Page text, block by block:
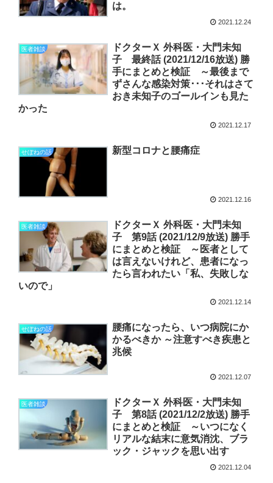
は。
2021.12.24
医者雑談
ドクターＸ 外科医・大門未知
子 最終話 (2021/12/16放送) 勝
手にまとめと検証 ～最後まで
ずさんな感染対策･･･それはさて
おき未知子のゴールインも見た
かった
2021.12.17
せぼねの話 新型コロナと腰痛症
2021.12.16
医者雑談
ドクターＸ 外科医・大門未知
子 第9話 (2021/12/9放送) 勝手
にまとめと検証 ～医者として
は言えないけれど、患者になっ
たら言われたい「私、失敗しな
いので」
2021.12.14
せぼねの話
腰痛になったら、いつ病院にか
かるべきか ～注意すべき疾患と
兆候
2021.12.07
医者雑談
ドクターＸ 外科医・大門未知
子 第8話 (2021/12/2放送) 勝手
にまとめと検証 ～いつになく
リアルな結末に意気消沈、ブラ
ック・ジャックを思い出す
2021.12.04